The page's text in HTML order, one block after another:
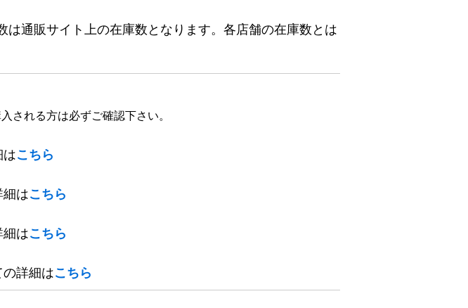
は通販サイト上の在庫数となります。各店舗の在庫数とは
される方は必ずご確認下さい。
はこちら
細はこちら
細はこちら
詳細はこちら